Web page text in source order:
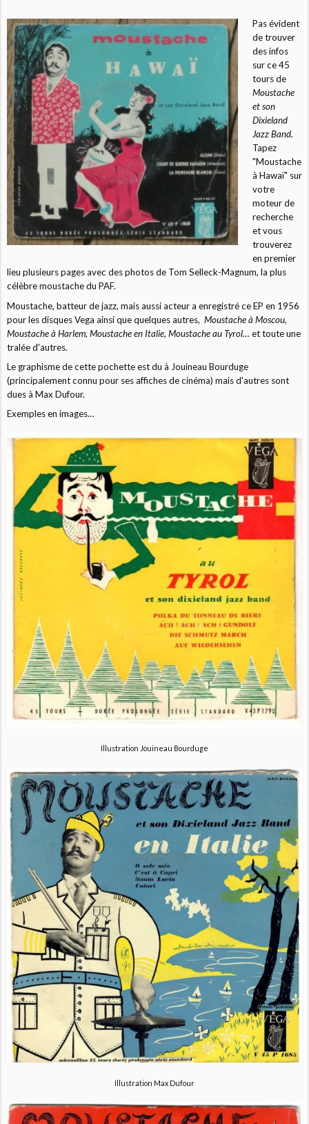
Pas évident
de trouver
des infos
sur ce 45
tours de
Moustache
et son
Dixieland
Jazz Band.
Tapez
"Moustache
à Hawaï" sur
votre
moteur de
recherche
et vous
trouverez
en premier
lieu plusieurs pages avec des photos de Tom Selleck-Magnum, la plus
célèbre moustache du PAF.
Moustache, batteur de jazz, mais aussi acteur a enregistré ce EP en 1956
pour les disques Vega ainsi que quelques autres,Moustache à Moscou,
Moustache à Harlem, Moustache en Italie, Moustache au Tyrol… et toute une
tralée d'autres.
Le graphisme de cette pochette est du à Jouineau Bourduge
(principalement connu pour ses affiches de cinéma) mais d'autres sont
dues à Max Dufour.
Exemples en images…
Illustration Jouineau Bourduge
Illustration Max Dufour